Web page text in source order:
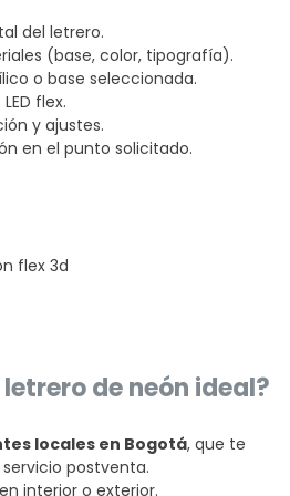
del letrero.
(base, color, tipografía).
o base seleccionada.
flex.
y ajustes.
en el punto solicitado.
de neón ideal?
locales en Bogotá, que te
postventa.
interior o exterior.